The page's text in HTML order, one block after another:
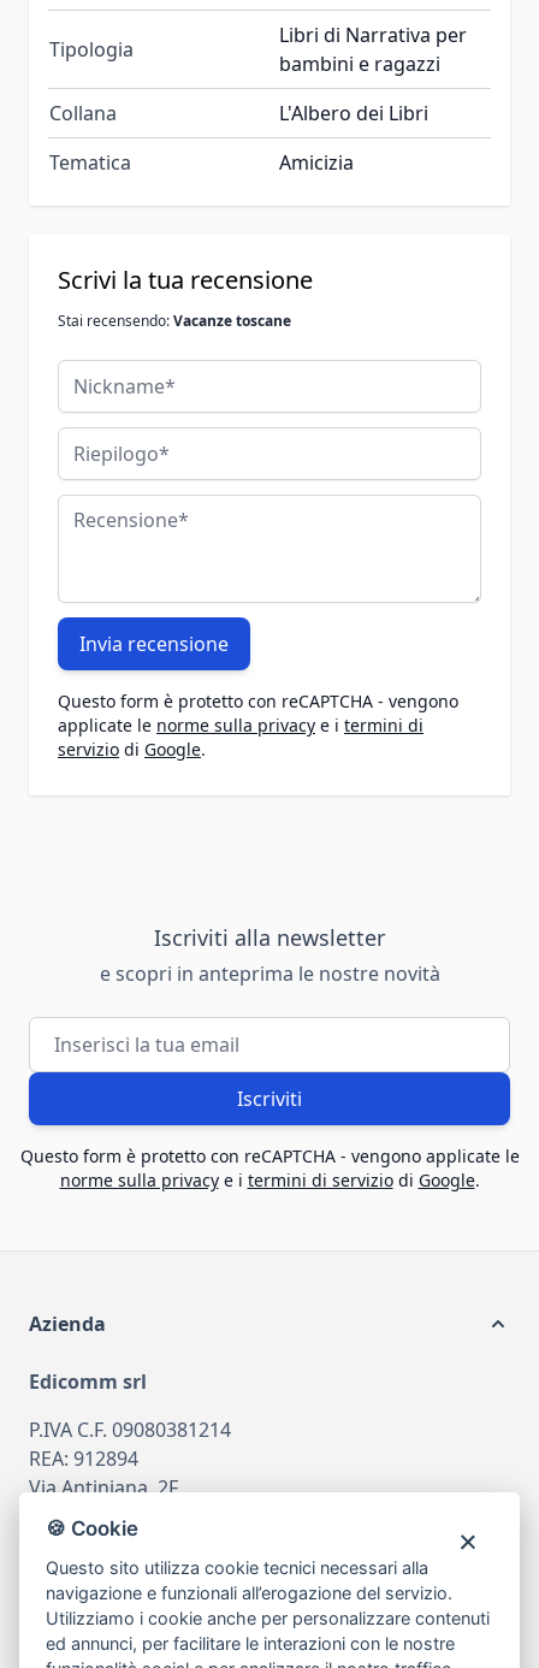
Tipologia
Libri di Narrativa per
bambini e ragazzi
Collana
L'Albero dei Libri
Tematica
Amicizia
Scrivi la tua recensione
Stai recensendo:Vacanze toscane
Nickname
Riepilogo
Recensione
Invia recensione
Questo form è protetto con reCAPTCHA - vengono
applicate le norme sulla privacy e i termini di
servizio di Google.
Iscriviti alla newsletter
e scopri in anteprima le nostre novità
Indirizzo email
Iscriviti
Questo form è protetto con reCAPTCHA - vengono applicate le
norme sulla privacye i termini di serviziodi Google.
Azienda
Edicomm srl
P.IVA C.F. 09080381214
REA: 912894
Via Antiniana, 2F
80078 Pozzuoli
tel081.7515380
emailinfo@edicomm.it
🍪 Cookie
Questo sito utilizza cookie tecnici necessari alla
navigazione e funzionali all’erogazione del servizio.
Utilizziamo i cookie anche per personalizzare contenuti
ed annunci, per facilitare le interazioni con le nostre